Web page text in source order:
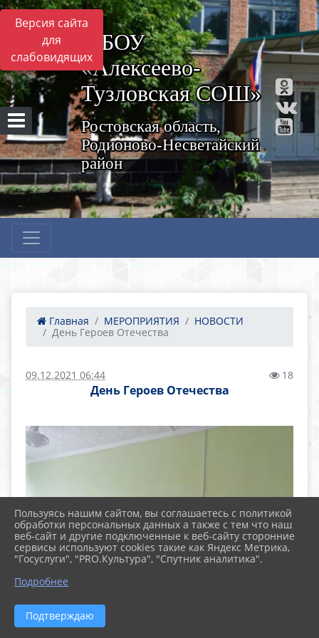
Версия сайта
для
слабовидящих
МБОУ
«Алексеево-
Тузловская СОШ»
Ростовская область,
Родионово-Несветайский
район
Главная МЕРОПРИЯТИЯ
НОВОСТИ
День Героев Отечества
09.12.2021 06:44 18
День Героев Отечества
Пользуясь нашим сайтом, вы соглашаетесь с политикой
обработки персональных данных а также с тем что наш
веб-сайт и другие подключенные к веб-сайту сторонние
сервисы используют cookies такие как Яндекс Метрика,
"Госуслуги", "PRO.Культура", "Спутник аналитика".
Подробнее
Подтверждаю